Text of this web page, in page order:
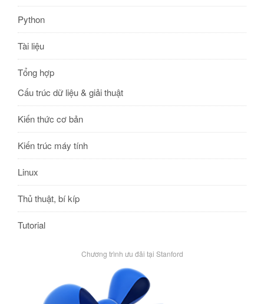
Python
Tài liệu
Tổng hợp
Cấu trúc dữ liệu & giải thuật
Kiến thức cơ bản
Kiến trúc máy tính
Linux
Thủ thuật, bí kíp
Tutorial
Chương trình ưu đãi tại Stanford